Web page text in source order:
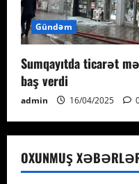
Gündəm
Sumqayıtda ticarət
baş verdi
admin 16/04/2025
OXUNMUŞ